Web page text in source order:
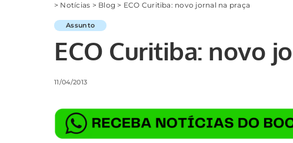
> Notícias > Blog > ECO Curitiba: novo jornal na praça
Assunto
ECO Curitiba: novo
11/04/2013